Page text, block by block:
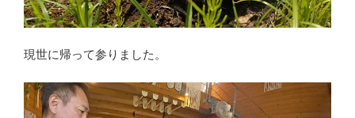
現世に帰って参りました。